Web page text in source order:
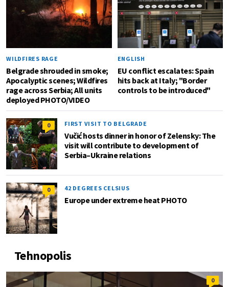
WILDFIRES RAGE
Belgrade shrouded in smoke;
Apocalyptic scenes; Wildfires
rage across Serbia; All units
deployed PHOTO/VIDEO
ENGLISH
EU conflict escalates: Spain
hits back at Italy; "Border
controls to be introduced"
0 FIRST VISIT TO BELGRADE
Vučić hosts dinner in honor of Zelensky: The
visit will contribute to development of
Serbia–Ukraine relations
0 42 DEGREES CELSIUS
Europe under extreme heat PHOTO
Tehnopolis
0